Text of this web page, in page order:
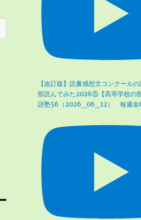
【改訂版】読書感想文コンクール
部読んでみた2026⑤【高等学校の
語塾56（2026_06_12） 毎週金